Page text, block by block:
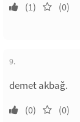
(1) (0)
9.
demet akbağ.
(0) (0)